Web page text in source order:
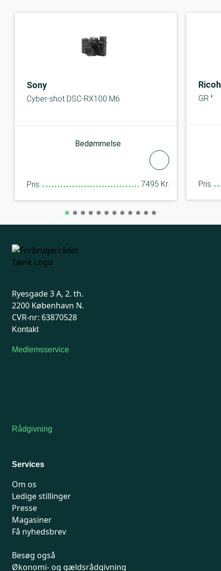
Sony
Cyber-shot DSC-RX100 M6
Bedømmelse
Pris 7495 Kr.
Ricoh
GR M3
Pris
Ryesgade 3 A, 2. th.
2200 København N.
CVR-nr: 63870528
Kontakt
Medlemsservice
Rådgivning
Services
Om os
Ledige stillinger
Presse
Magasiner
Få nyhedsbrev
Besøg også
Økonomi- og gældsrådgivning